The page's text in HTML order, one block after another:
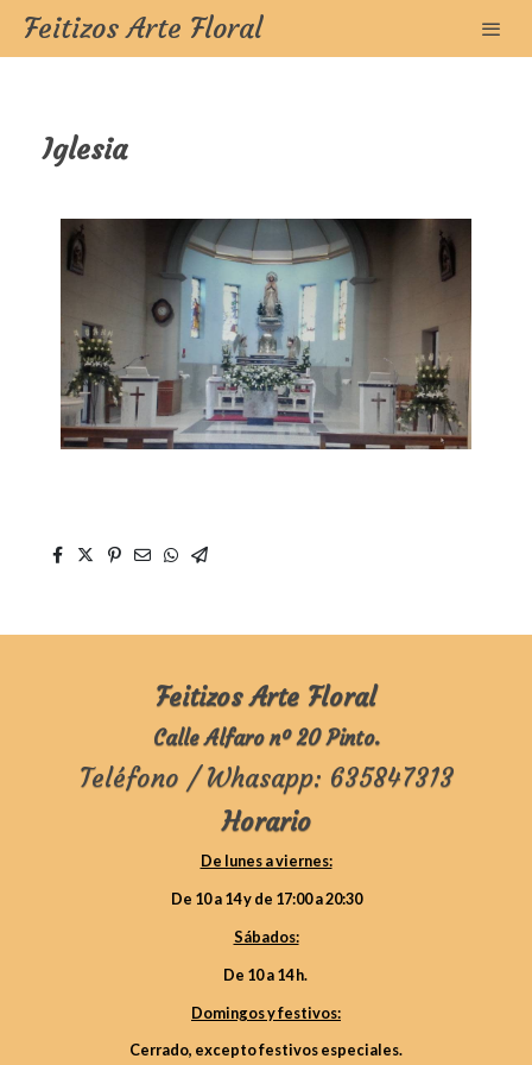
Feitizos Arte Floral
Iglesia
Feitizos Arte Floral
Calle Alfaro nº 20 Pinto.
Teléfono / Whasapp: 635847313
Horario
De lunes a viernes:
De 10 a 14 y de 17:00 a 20:30
Sábados:
De 10 a 14 h.
Domingos y festivos:
Cerrado, excepto festivos especiales.